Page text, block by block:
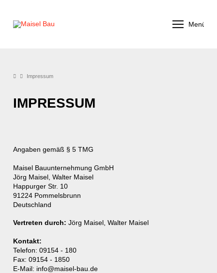
Menü
Impressum
IMPRESSUM
Angaben gemäß § 5 TMG
Maisel Bauunternehmung GmbH
Jörg Maisel, Walter Maisel
Happurger Str. 10
91224 Pommelsbrunn
Deutschland
Vertreten durch: Jörg Maisel, Walter Maisel
Kontakt:
Telefon: 09154 - 180
Fax: 09154 - 1850
E-Mail: info@maisel-bau.de